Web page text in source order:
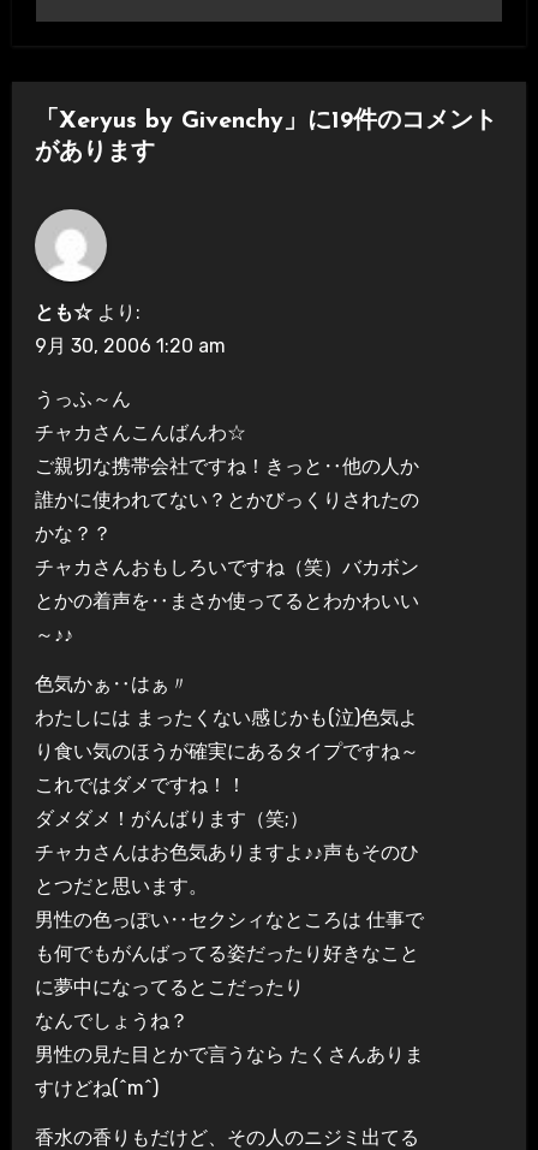
ビ
ゲ
シ
ョ
ン
「Xeryus by Givenchy」に19件のコメント
があります
とも☆ より:
9月 30, 2006 1:20 am
うっふ～ん
チャカさんこんばんわ☆
ご親切な携帯会社ですね！きっと‥他の人か
誰かに使われてない？とかびっくりされたの
かな？？
チャカさんおもしろいですね（笑）バカボン
とかの着声を‥まさか使ってるとわかわいい
～♪♪
色気かぁ‥はぁ〃
わたしには まったくない感じかも(泣)色気よ
り食い気のほうが確実にあるタイプですね～
これではダメですね！！
ダメダメ！がんばります（笑;）
チャカさんはお色気ありますよ♪♪声もそのひ
とつだと思います。
男性の色っぽい‥セクシィなところは 仕事で
も何でもがんばってる姿だったり好きなこと
に夢中になってるとこだったり
なんでしょうね？
男性の見た目とかで言うなら たくさんありま
すけどね(^m^)
香水の香りもだけど、その人のニジミ出てる